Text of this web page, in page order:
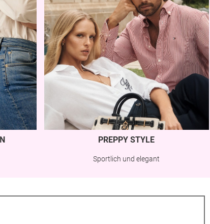
PREPPY STYLE
Sportlich und elegant